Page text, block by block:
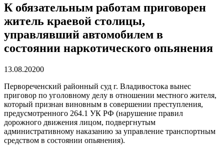
во Владивостоке прошла мас...07.07.2026
Вельгодский Олег Николаевич15.03.2026
Бочин Сергей Витальевич15.03.2026
Ходнева Василиса Валентиновна15.03.2026
Глушко Вячеслав Викторович15.03.2026
Аксенов Александр Валентинович15.03.2026
К обязательным работам приговорен
житель краевой столицы,
управлявший автомобилем в
состоянии наркотического опьянения
13.08.20200
Первореченский районный суд г. Владивостока вынес
приговор по уголовному делу в отношении местного жителя,
который признан виновным в совершении преступления,
предусмотренного 264.1 УК РФ (нарушение правил
дорожного движения лицом, подвергнутым
административному наказанию за управление транспортным
средством в состоянии опьянения).